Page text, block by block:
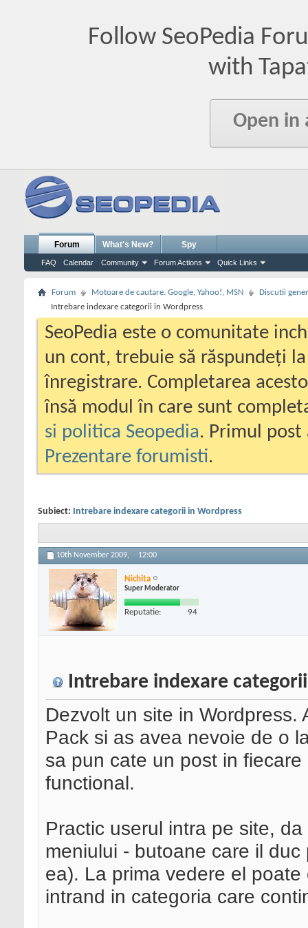
Follow SeoPedia
with
Open in
Forum
FAQ Calendar Community Forum Actions Quick Links
What's New? Spy
Forum Motoare de cautare. Google, Yahoo!, MSN
Discutii
Intrebare indexare categorii in Wordpress
SeoPedia este o comunitate
un cont, trebuie să răspundeți
înregistrare. Completarea
însă modul în care sunt
si politica Seopedia. Primul
Prezentare forumisti.
Subiect: Intrebare indexare categorii in Wordpress
10th November 2009, 12:00
Nichita
Super Moderator
Reputatie: 94
Intrebare indexare
Dezvolt un site in Wordpress.
Pack si as avea nevoie de o
sa pun cate un post in
functional.
Practic userul intra pe site,
meniului - butoane care il
ea). La prima vedere el
intrand in categoria care